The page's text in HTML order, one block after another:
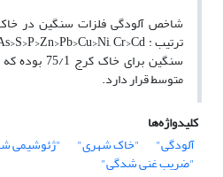
شاخص آلودگی فلزات سنگین در
سنگین برای
متوسط قرار دارد.
کلیدواژه‌ها
آلودگی"
"خاک شهری" "ژئوشیمی
"ضریب غنی شدگی"